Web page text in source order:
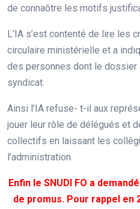
de connaôtre les motifs
L’IA s’est contenté de lire les
circulaire ministérielle et a
des personnes dont le dossier
syndicat.
Ainsi l’IA refuse- t-il aux
jouer leur rôle de délégués et
collectifs en laissant les
l’administration.
Enfin le SNUDI FO a
de promus. Pour rappel en